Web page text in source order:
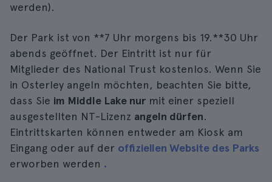
werden).
Der Park ist von **7 Uhr morgens bis 19.**30 Uhr
abends geöffnet. Der Eintritt ist nur für
Mitglieder des National Trust kostenlos. Wenn Sie
in Osterley angeln möchten, beachten Sie bitte,
dass Sie im Middle Lake nur mit einer speziell
ausgestellten NT-Lizenz angeln dürfen.
Eintrittskarten können entweder am Kiosk am
Eingang oder auf der offiziellen Website des Parks
erworben werden .